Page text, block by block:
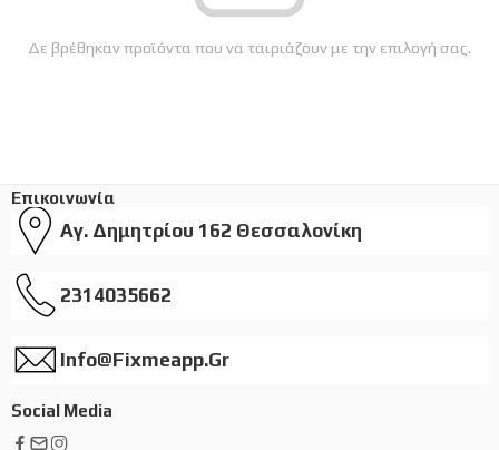
Δε βρέθηκαν προϊόντα που να ταιριάζουν με την επιλογή σας.
Επικοινωνία
Αγ. Δημητρίου 162 Θεσσαλονίκη
2314035662
Info@fixmeapp.gr
Social Media